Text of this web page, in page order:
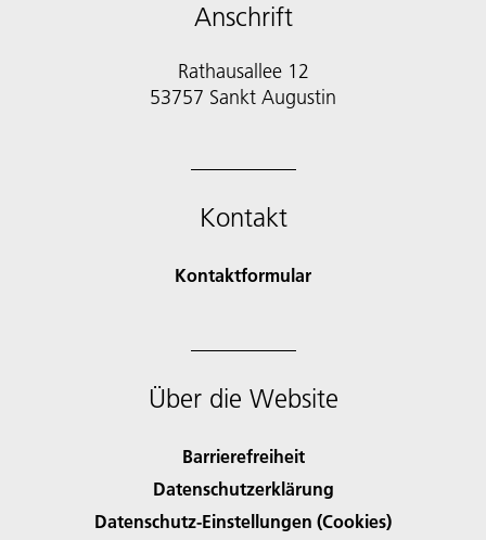
Anschrift
Rathausallee 12
53757 Sankt Augustin
Kontakt
Kontaktformular
Über die Website
Barrierefreiheit
Datenschutzerklärung
Datenschutz-Einstellungen (Cookies)